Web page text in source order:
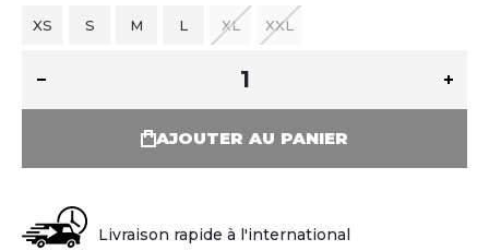
XS S M L XL XXL
AJOUTER AU PANIER
Livraison rapide à l'international